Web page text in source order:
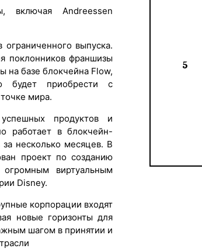
включая Andreessen
выпуска.
поклонников франшизы
на базе блокчейна Flow,
будет приобрести с
мира.
продуктов и
работает в блокчейн-
за несколько месяцев. В
проект по созданию
огромным виртуальным
Disney.
корпорации входят
новые горизонты для
шагом в принятии и
5